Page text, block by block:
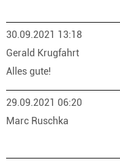
30.09.2021 13:18
Gerald Krugfahrt
Alles gute!
29.09.2021 06:20
Marc Ruschka